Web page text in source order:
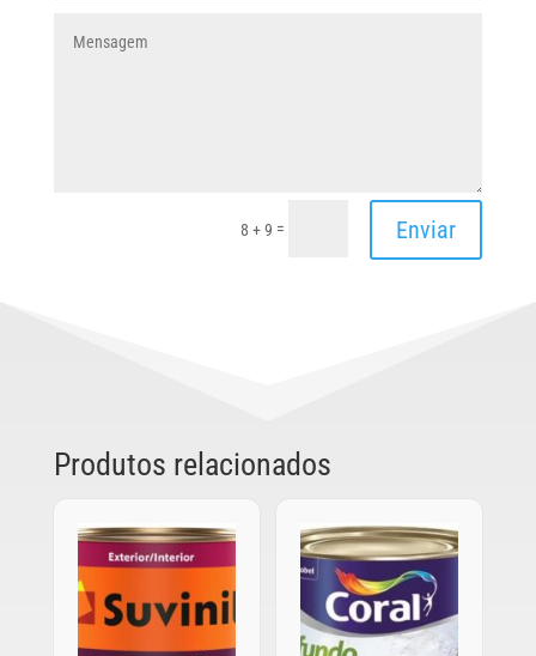
8 + 9 = Enviar
Produtos relacionados